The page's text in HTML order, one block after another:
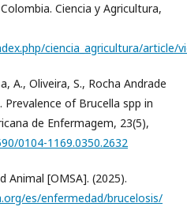
Ciencia y Agricultura,
ciencia_agricultura/article/
A., Oliveira, S., Rocha Andrade
Prevalence of Brucella spp in
de Enfermagem, 23(5),
0104-1169.0350.2632
Animal [OMSA]. (2025).
es/enfermedad/brucelosis/